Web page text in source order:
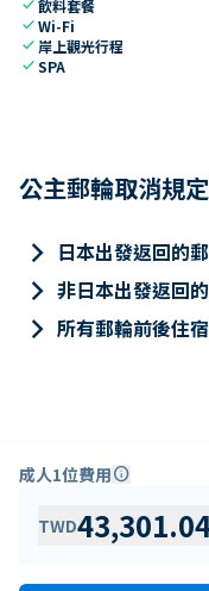
飲料套餐
checkWi-Fi
check 岸上觀光行程
checkSPA
公主郵輪取消規定
keyboard_arrow_right 日本出發返回的
keyboard_arrow_right 非日本出發返回
keyboard_arrow_right 所有郵輪前後住
成人1位費用info
TWD